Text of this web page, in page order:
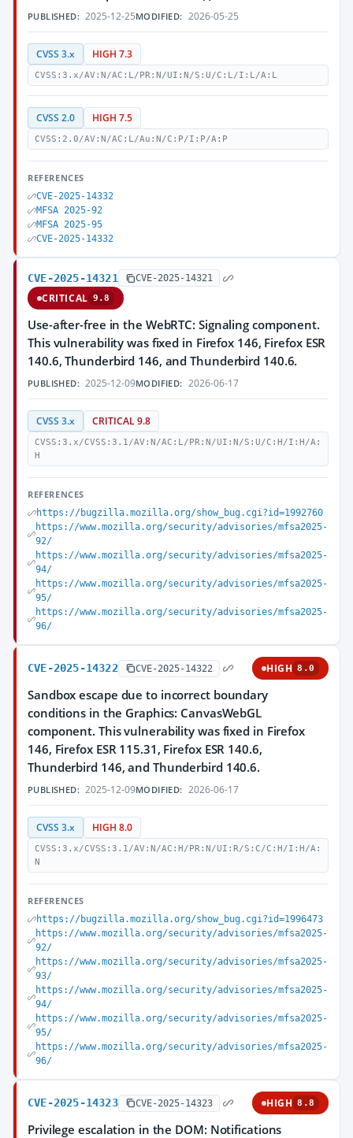
PUBLISHED: 2025-12-25MODIFIED: 2026-05-25
CVSS 3.x HIGH 7.3
CVSS:3.x/AV:N/AC:L/PR:N/UI:N/S:U/C:L/I:L/A:L
CVSS 2.0 HIGH 7.5
CVSS:2.0/AV:N/AC:L/Au:N/C:P/I:P/A:P
REFERENCES
CVE-2025-14332
MFSA 2025-92
MFSA 2025-95
CVE-2025-14332
CVE-2025-14321 CVE-2025-14321
CRITICAL 9.8
Use-after-free in the WebRTC: Signaling component.
This vulnerability was fixed in Firefox 146, Firefox ESR
140.6, Thunderbird 146, and Thunderbird 140.6.
PUBLISHED: 2025-12-09MODIFIED: 2026-06-17
CVSS 3.x CRITICAL 9.8
CVSS:3.x/CVSS:3.1/AV:N/AC:L/PR:N/UI:N/S:U/C:H/I:H/A:
H
REFERENCES
https://bugzilla.mozilla.org/show_bug.cgi?id=1992760
https://www.mozilla.org/security/advisories/mfsa2025-
92/
https://www.mozilla.org/security/advisories/mfsa2025-
94/
https://www.mozilla.org/security/advisories/mfsa2025-
95/
https://www.mozilla.org/security/advisories/mfsa2025-
96/
CVE-2025-14322 CVE-2025-14322 HIGH 8.0
Sandbox escape due to incorrect boundary
conditions in the Graphics: CanvasWebGL
component. This vulnerability was fixed in Firefox
146, Firefox ESR 115.31, Firefox ESR 140.6,
Thunderbird 146, and Thunderbird 140.6.
PUBLISHED: 2025-12-09MODIFIED: 2026-06-17
CVSS 3.x HIGH 8.0
CVSS:3.x/CVSS:3.1/AV:N/AC:H/PR:N/UI:R/S:C/C:H/I:H/A:
N
REFERENCES
https://bugzilla.mozilla.org/show_bug.cgi?id=1996473
https://www.mozilla.org/security/advisories/mfsa2025-
92/
https://www.mozilla.org/security/advisories/mfsa2025-
93/
https://www.mozilla.org/security/advisories/mfsa2025-
94/
https://www.mozilla.org/security/advisories/mfsa2025-
95/
https://www.mozilla.org/security/advisories/mfsa2025-
96/
CVE-2025-14323 CVE-2025-14323 HIGH 8.8
Privilege escalation in the DOM: Notifications